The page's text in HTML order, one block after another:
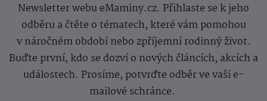
Newsletter webu eMaminy.cz. Přihlaste se k jeho
odběru a čtěte o tématech, které vám pomohou
v náročném období nebo zpříjemní rodinný život.
Buďte první, kdo se dozví o nových článcích, akcích a
událostech. Prosíme, potvrďte odběr ve vaší e-
mailové schránce.